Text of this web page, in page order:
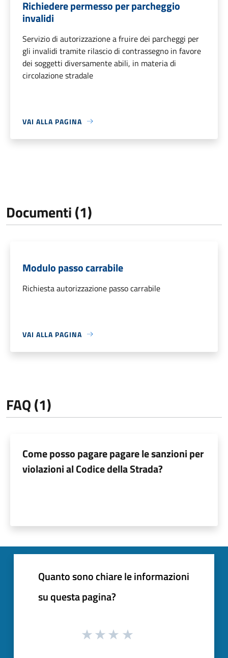
Richiedere permesso per parcheggio
invalidi
Servizio di autorizzazione a fruire dei parcheggi per
gli invalidi tramite rilascio di contrassegno in favore
dei soggetti diversamente abili, in materia di
circolazione stradale
VAI ALLA PAGINA
Documenti (1)
Modulo passo carrabile
Richiesta autorizzazione passo carrabile
VAI ALLA PAGINA
FAQ (1)
Come posso pagare pagare le sanzioni per
violazioni al Codice della Strada?
Quanto sono chiare le informazioni
su questa pagina?